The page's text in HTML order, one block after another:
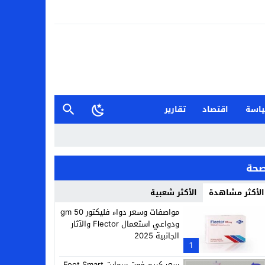
اقتصاد
تقارير
الأكثر مشاهدة الأكثر شعبية
1
مواصفات وسعر دواء فليكتور 50 gm
ودواعي استعمال Flector والآثار
الجانبية 2025